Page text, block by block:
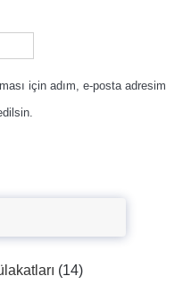
için adım, e-posta adresim
(14)